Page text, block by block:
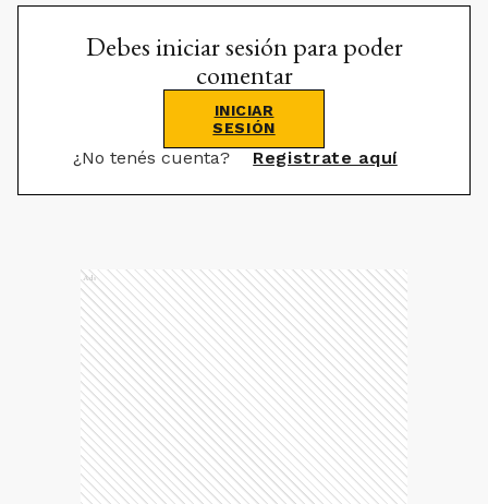
Debes iniciar sesión para poder
comentar
INICIAR
SESIÓN
¿No tenés cuenta? Registrate aquí
Ads